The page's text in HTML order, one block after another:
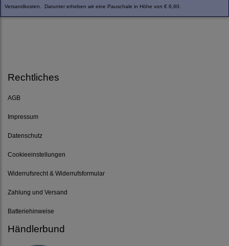
Versandkosten. Darunter erheben wir eine Pauschale in Höhe von € 6,60.
Rechtliches
AGB
Impressum
Datenschutz
Cookieeinstellungen
Widerrufsrecht & Widerrufsformular
Zahlung und Versand
Batteriehinweise
Händlerbund